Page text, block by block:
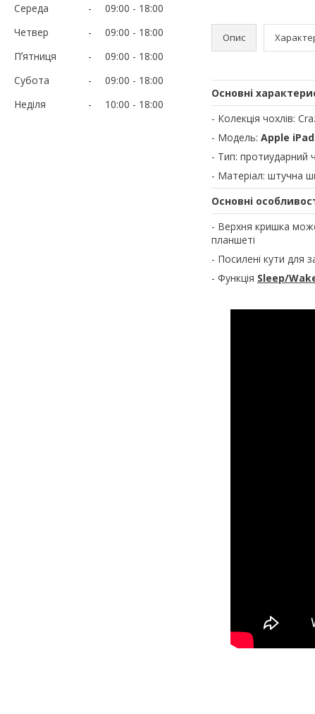
Середа
09:00
18:00
Четвер
09:00
18:00
Пʼятниця
09:00
18:00
Субота
09:00
18:00
Неділя
10:00 18:00
Опис
Основні
- Колекція чохлів:
- Модель: Apple
- Тип: протиударний
- Матеріал: штучна
Основні
- Верхня кришка
планшеті
- Посилені кути для
- Функція Sleep/